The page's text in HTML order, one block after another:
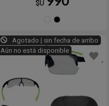
$U
Agotado | sin fecha de arribo
Aún no está disponible